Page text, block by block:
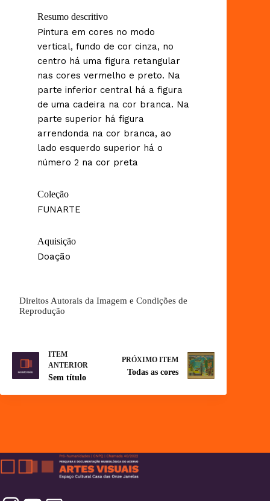
Resumo descritivo
Pintura em cores no modo
vertical, fundo de cor cinza, no
centro há uma figura retangular
nas cores vermelho e preto. Na
parte inferior central há a figura
de uma cadeira na cor branca. Na
parte superior há figura
arrendonda na cor branca, ao
lado esquerdo superior há o
número 2 na cor preta
Coleção
FUNARTE
Aquisição
Doação
Direitos Autorais da Imagem e Condições de
Reprodução
ITEM
ANTERIOR
Sem título
PRÓXIMO ITEM
Todas as cores